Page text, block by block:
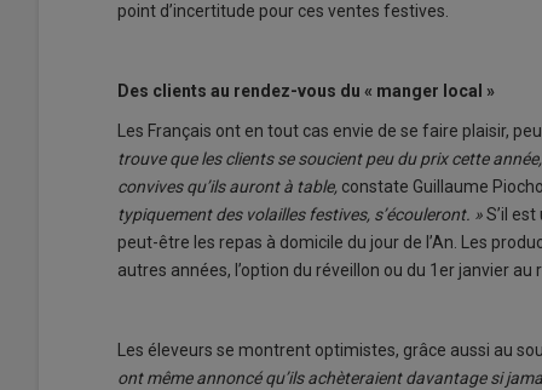
point d’incertitude pour ces ventes festives.
Des clients au rendez-vous du « manger local »
Les Français ont en tout cas envie de se faire plaisir,
trouve que les clients se soucient peu du prix cette
convives qu’ils auront à table, constate Guillaume
typiquement des volailles festives, s’écouleront. »S’il
peut-être les repas à domicile du jour de l’An. Les
autres années, l’option du réveillon ou du 1er janvier
Les éleveurs se montrent optimistes, grâce aussi au
ont même annoncé qu’ils achèteraient davantage si